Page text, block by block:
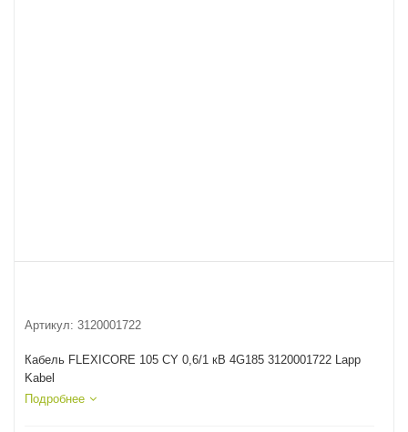
Артикул: 3120001722
Кабель FLEXICORE 105 CY 0,6/1 кВ 4G185 3120001722 Lapp
Kabel
Подробнее